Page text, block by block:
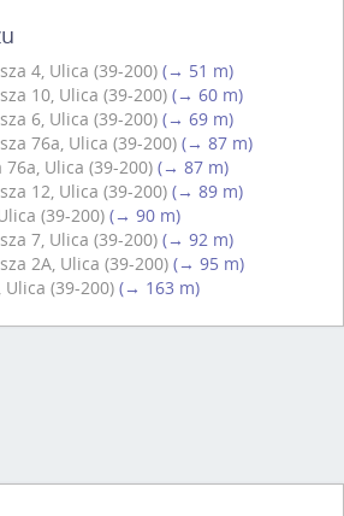
4, Ulica (39-200) (→ 51 m)
10, Ulica (39-200) (→ 60 m)
6, Ulica (39-200) (→ 69 m)
76a, Ulica (39-200) (→ 87 m)
Ulica (39-200) (→ 87 m)
12, Ulica (39-200) (→ 89 m)
(39-200) (→ 90 m)
7, Ulica (39-200) (→ 92 m)
2A, Ulica (39-200) (→ 95 m)
Ulica (39-200) (→ 163 m)